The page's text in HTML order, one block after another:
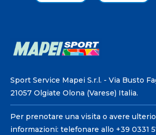
Sport Service Mapei S.r.l. - Via Busto
21057 Olgiate Olona (Varese) Italia.
Per prenotare una visita o avere
informazioni: telefonare allo +39 0331